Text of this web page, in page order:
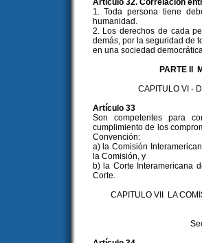
Artículo 32. Correlación
1. Toda persona tiene
humanidad.
2. Los derechos de cada
demás, por la seguridad de
en una sociedad
PARTE II
CAPITULO VI -
Artículo 33
Son competentes para
cumplimiento de los
Convención:
a) la Comisión
la Comisión, y
b) la Corte Interamericana
Corte.
CAPITULO VII LA